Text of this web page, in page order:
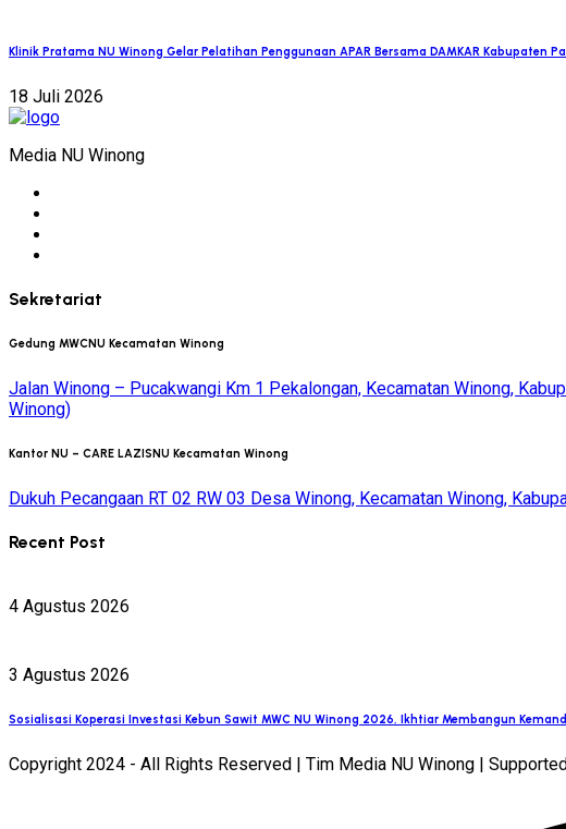
Klinik Pratama NU Winong Gelar Pelatihan Penggunaan APAR Bersama DAMKAR Kabupaten
18 Juli 2026
Media NU Winong
Sekretariat
Gedung MWCNU Kecamatan Winong
Jalan Winong – Pucakwangi Km 1 Pekalongan, Kecamatan Winong,
Winong)
Kantor NU – CARE LAZISNU Kecamatan Winong
Dukuh Pecangaan RT 02 RW 03 Desa Winong, Kecamatan Winong,
Recent Post
4 Agustus 2026
3 Agustus 2026
Sosialisasi Koperasi Investasi Kebun Sawit MWC NU Winong 2026, Ikhtiar Membangun
Copyright 2024 - All Rights Reserved | Tim Media NU Winong |